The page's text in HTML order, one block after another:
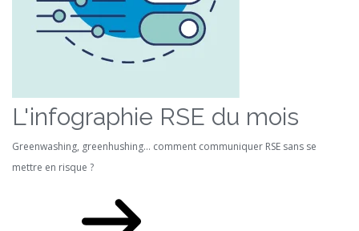
L'infographie RSE du mois
Greenwashing, greenhushing… comment communiquer RSE sans se
mettre en risque ?